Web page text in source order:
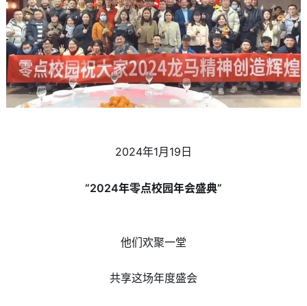
2024年1月19日
“2024年零点校园年会盛典”
他们欢聚一堂
共享这场年度盛会